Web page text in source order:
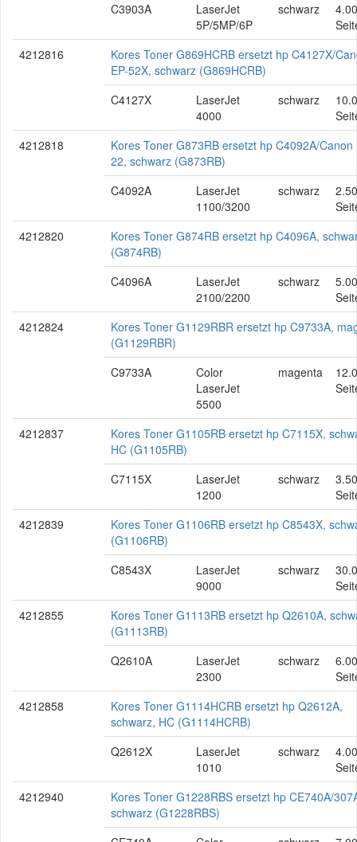
C3903A
LaserJet
5P/5MP/6P
schwarz
4212816
Kores Toner G869HCRB ersetzt hp C4127X/
EP-52X, schwarz (G869HCRB)
C4127X
LaserJet
4000
schwarz
4212818
Kores Toner G873RB ersetzt hp C4092A/Canon
22, schwarz (G873RB)
C4092A
LaserJet
1100/3200
schwarz
4212820
Kores Toner G874RB ersetzt hp C4096A,
(G874RB)
C4096A
LaserJet
2100/2200
schwarz
4212824
Kores Toner G1129RBR ersetzt hp C9733A,
(G1129RBR)
C9733A
Color
LaserJet
5500
magenta
4212837
Kores Toner G1105RB ersetzt hp C7115X,
HC (G1105RB)
C7115X
LaserJet
1200
schwarz
4212839
Kores Toner G1106RB ersetzt hp C8543X,
(G1106RB)
C8543X
LaserJet
9000
schwarz
4212855
Kores Toner G1113RB ersetzt hp Q2610A,
(G1113RB)
Q2610A
LaserJet
2300
schwarz
4212858
Kores Toner G1114HCRB ersetzt hp Q2612A,
schwarz, HC (G1114HCRB)
Q2612X
LaserJet
1010
schwarz
4212940
Kores Toner G1228RBS ersetzt hp CE740A/
schwarz (G1228RBS)